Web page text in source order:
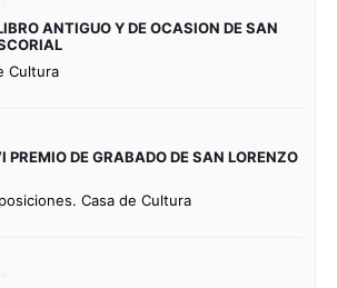
ANTIGUO Y DE OCASION DE SAN
Cultura
PREMIO DE GRABADO DE SAN LORENZO
Casa de Cultura